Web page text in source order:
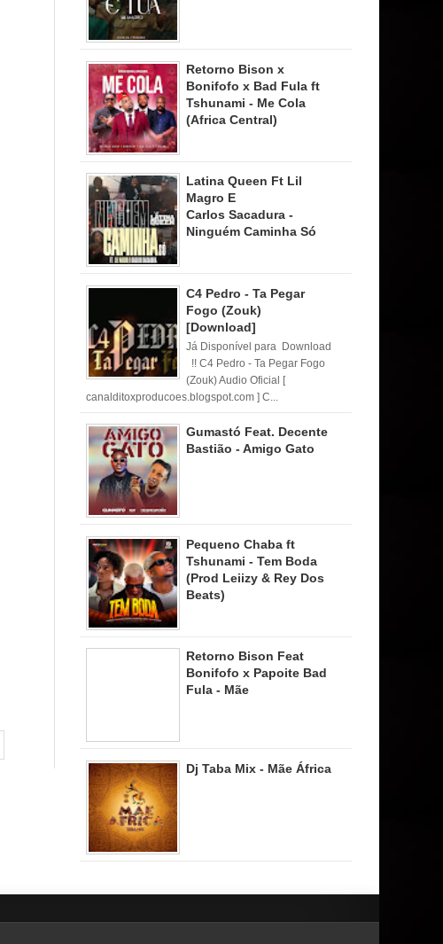
Retorno Bison x
Bonifofo x Bad Fula ft
Tshunami - Me Cola
(Africa Central)
Latina Queen Ft Lil
Magro E
Carlos Sacadura -
Ninguém Caminha Só
C4 Pedro - Ta Pegar
Fogo (Zouk)
[Download]
Já Disponível para Download
!! C4 Pedro - Ta Pegar Fogo
(Zouk) Audio Oficial [
canalditoxproducoes.blogspot.com ] C...
Gumastó Feat. Decente
Bastião - Amigo Gato
Pequeno Chaba ft
Tshunami - Tem Boda
(Prod Leiizy & Rey Dos
Beats)
Retorno Bison Feat
Bonifofo x Papoite Bad
Fula - Mãe
Dj Taba Mix - Mãe África